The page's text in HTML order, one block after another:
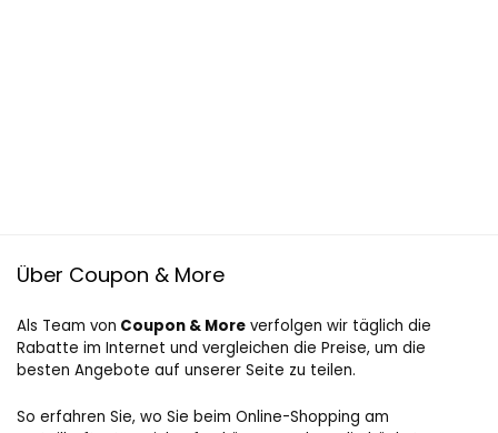
Über Coupon & More
Als Team von Coupon & More verfolgen wir täglich die
Rabatte im Internet und vergleichen die Preise, um die
besten Angebote auf unserer Seite zu teilen.
So erfahren Sie, wo Sie beim Online-Shopping am